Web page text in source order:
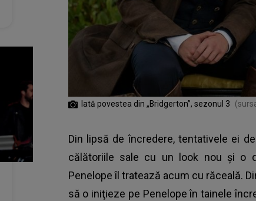
Iată povestea din „Bridgerton”, sezonul 3
Din lipsă de încredere, tentativele ei
călătoriile sale cu un look nou şi o
Penelope îl tratează acum cu răceală.
să o iniţieze pe Penelope în tainele